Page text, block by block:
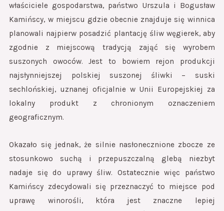
właściciele gospodarstwa, państwo Urszula i Bogusław
Kamińscy, w miejscu gdzie obecnie znajduje się winnica
planowali najpierw posadzić plantację śliw węgierek, aby
zgodnie z miejscową tradycją zająć się wyrobem
suszonych owoców. Jest to bowiem rejon produkcji
najsłynniejszej polskiej suszonej śliwki – suski
sechlońskiej, uznanej oficjalnie w Unii Europejskiej za
lokalny produkt z chronionym oznaczeniem
geograficznym.
Okazało się jednak, że silnie nasłonecznione zbocze ze
stosunkowo suchą i przepuszczalną glebą niezbyt
nadaje się do uprawy śliw. Ostatecznie więc państwo
Kamińscy zdecydowali się przeznaczyć to miejsce pod
uprawę winorośli, która jest znaczne lepiej